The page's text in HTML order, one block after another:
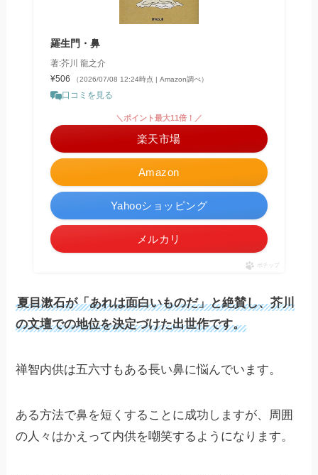
羅生門・鼻
著:芥川 龍之介
¥506
（2026/07/08 12:24時点 | Amazon調べ）
口コミを見る
Amazon
＼ポイント最大11倍！／
楽天市場
Yahooショッピング
メルカリ
ポチップ
夏目漱石が「あれは面白いものだ」と絶賛し、芥川
の文壇での地位を決定づけた出世作です。
禅智内供は五六寸もある長い鼻に悩んでいます。
ある方法で鼻を短くすることに成功しますが、周囲
の人々はかえって内供を嘲笑するようになります。